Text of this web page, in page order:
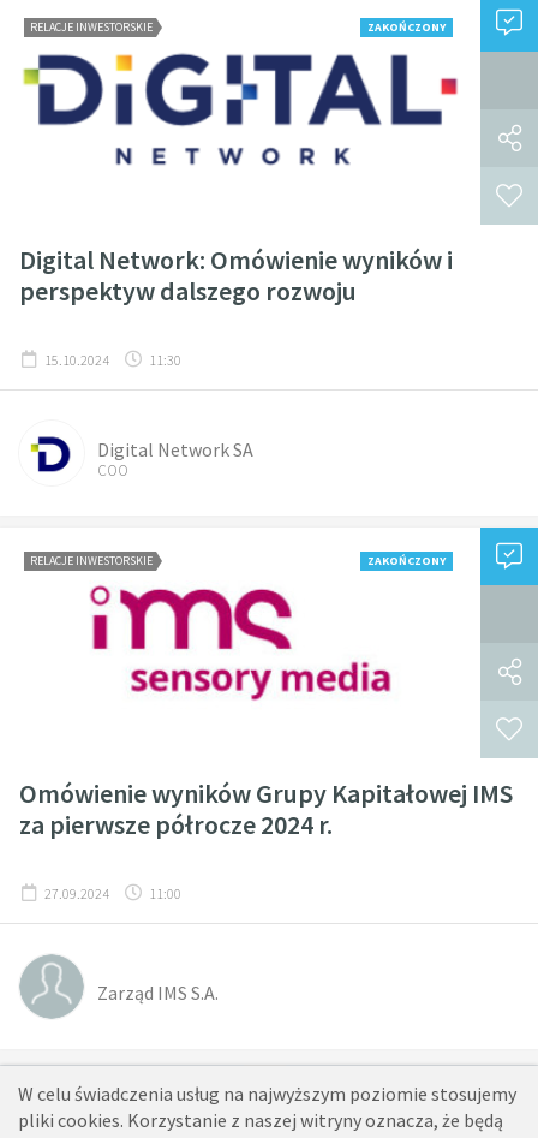
RELACJE INWESTORSKIE ZAKOŃCZONY
Digital Network: Omówienie wyników i
perspektyw dalszego rozwoju
15.10.2024 11:30
Digital Network SA
COO
RELACJE INWESTORSKIE ZAKOŃCZONY
Omówienie wyników Grupy Kapitałowej IMS
za pierwsze półrocze 2024 r.
27.09.2024 11:00
Zarząd IMS S.A.
1 2 ... 5 6 7 8 9 10 11 ... 28 29
W celu świadczenia usług na najwyższym poziomie stosujemy
pliki cookies. Korzystanie z naszej witryny oznacza, że będą